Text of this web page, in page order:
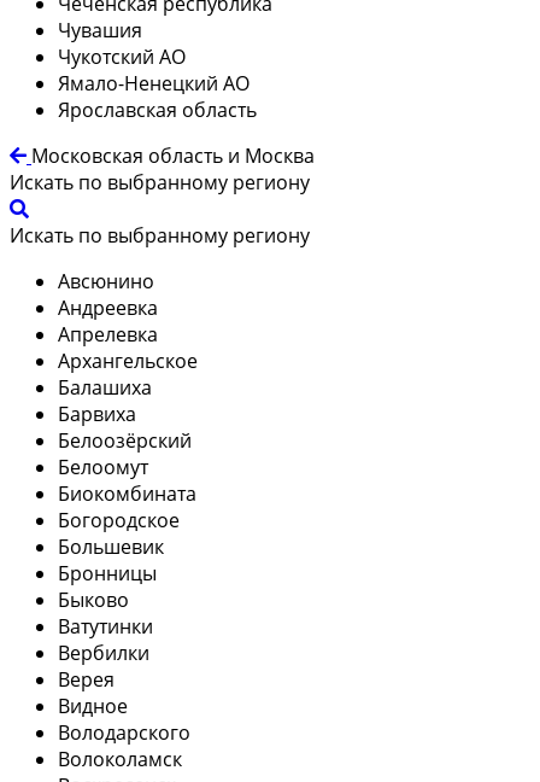
Чувашия
Чукотский АО
Ямало-Ненецкий АО
Ярославская область
Московская область и Москва
Искать по выбранному региону
Искать по выбранному региону
Авсюнино
Андреевка
Апрелевка
Архангельское
Балашиха
Барвиха
Белоозёрский
Белоомут
Биокомбината
Богородское
Большевик
Бронницы
Быково
Ватутинки
Вербилки
Верея
Видное
Володарского
Волоколамск